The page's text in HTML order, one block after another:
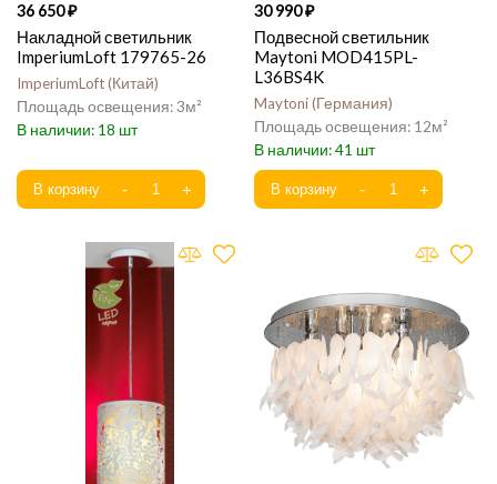
36 650
Накладной светильник
ImperiumLoft 179765-26
ImperiumLoft Китай
3
18
30 990
Подвесной светильник
Maytoni MOD415PL-
L36BS4K
Maytoni Германия
12
41